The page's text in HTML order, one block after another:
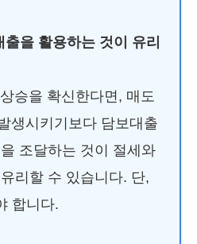
을 활용하는 것이 유리
승을 확신한다면, 매도
생시키기보다 담보대출
조달하는 것이 절세와
리할 수 있습니다. 단,
합니다.